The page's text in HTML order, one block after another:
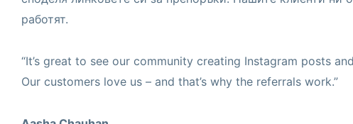
работят.
“It’s great to see our community creating Instagram posts
Our customers love us – and that’s why the referrals work.”